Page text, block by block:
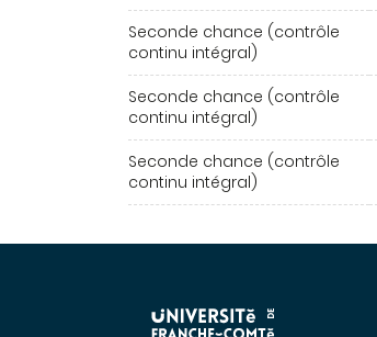
Seconde chance (contrôle
continu intégral)
Seconde chance (contrôle
continu intégral)
Seconde chance (contrôle
continu intégral)